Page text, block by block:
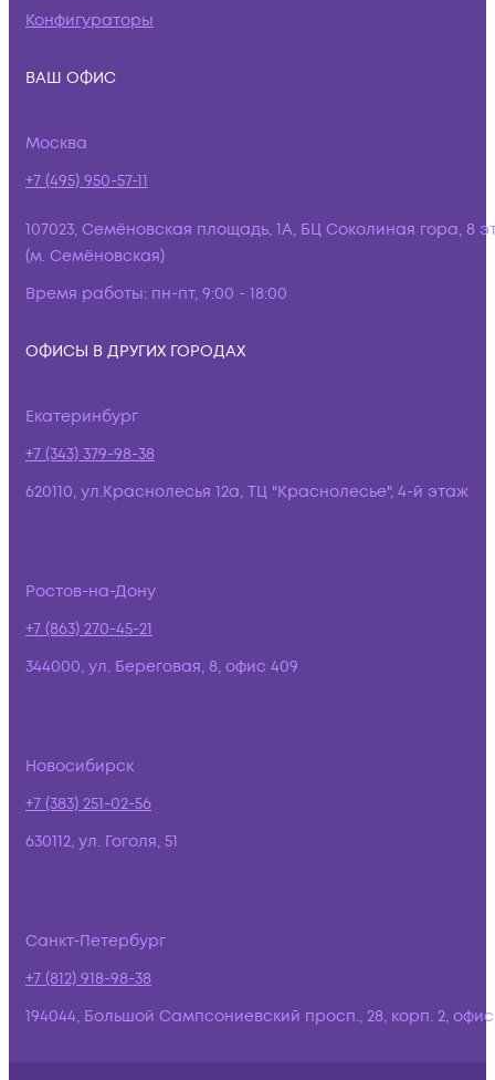
Конфигураторы
ВАШ ОФИС
Москва
+7 (495) 950-57-11
107023, Семёновская площадь, 1А, БЦ Соколиная гора, 8
(м. Семёновская)
Время работы: пн-пт, 9:00 - 18:00
ОФИСЫ В ДРУГИХ ГОРОДАХ
Екатеринбург
+7 (343) 379-98-38
620110, ул.Краснолесья 12а, ТЦ "Краснолесье", 4-й этаж
Ростов-на-Дону
+7 (863) 270-45-21
344000, ул. Береговая, 8, офис 409
Новосибирск
+7 (383) 251-02-56
630112, ул. Гоголя, 51
Санкт-Петербург
+7 (812) 918-98-38
194044, Большой Сампсониевский просп., 28, корп. 2,